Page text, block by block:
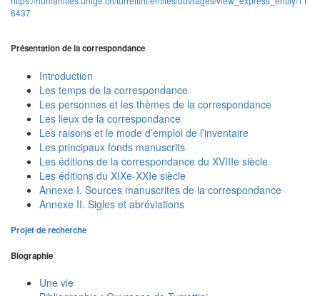
6437
Présentation de la correspondance
Introduction
Les temps de la correspondance
Les personnes et les thèmes de la correspondance
Les lieux de la correspondance
Les raisons et le mode d’emploi de l’inventaire
Les principaux fonds manuscrits
Les éditions de la correspondance du XVIIIe siècle
Les éditions du XIXe-XXIe siècle
Annexe I. Sources manuscrites de la correspondance
Annexe II. Sigles et abréviations
Projet de recherche
Biographie
Une vie